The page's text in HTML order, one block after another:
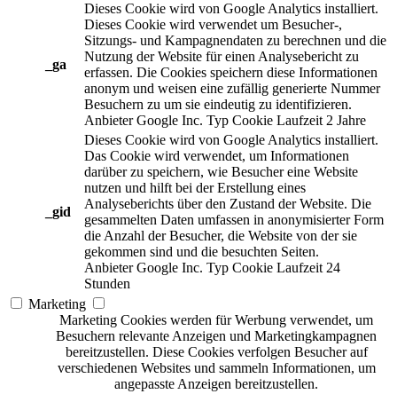
_ga
Dieses Cookie wird von Google Analytics installiert.
Dieses Cookie wird verwendet um Besucher-,
Sitzungs- und Kampagnendaten zu berechnen und die
Nutzung der Website für einen Analysebericht zu
erfassen. Die Cookies speichern diese Informationen
anonym und weisen eine zufällig generierte Nummer
Besuchern zu um sie eindeutig zu identifizieren.
Anbieter Google Inc. Typ Cookie Laufzeit 2 Jahre
_gid
Dieses Cookie wird von Google Analytics installiert.
Das Cookie wird verwendet, um Informationen
darüber zu speichern, wie Besucher eine Website
nutzen und hilft bei der Erstellung eines
Analyseberichts über den Zustand der Website. Die
gesammelten Daten umfassen in anonymisierter Form
die Anzahl der Besucher, die Website von der sie
gekommen sind und die besuchten Seiten.
Anbieter Google Inc. Typ Cookie Laufzeit 24
Stunden
Marketing
Marketing Cookies werden für Werbung verwendet, um
Besuchern relevante Anzeigen und Marketingkampagnen
bereitzustellen. Diese Cookies verfolgen Besucher auf
verschiedenen Websites und sammeln Informationen, um
angepasste Anzeigen bereitzustellen.